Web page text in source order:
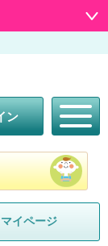
ン
マイページ